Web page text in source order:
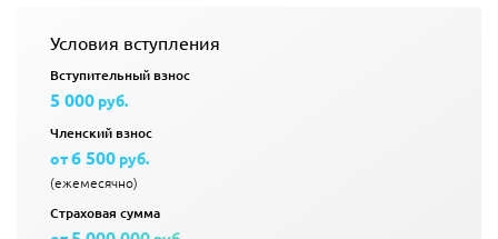
Условия вступления
Вступительный взнос
5 000 руб.
Членский взнос
от6 500 руб.
(ежемесячно)
Страховая сумма